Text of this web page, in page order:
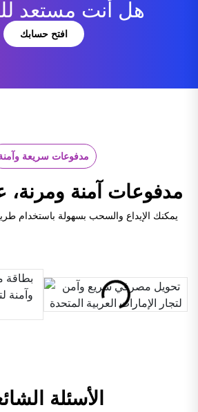
هل أنت مستعد
افتح حسابك
مدفوعات سريعة
مدفوعات آمنة
يمكنك الإيداع والسحب بسهولة باستخدام
الأسئلة